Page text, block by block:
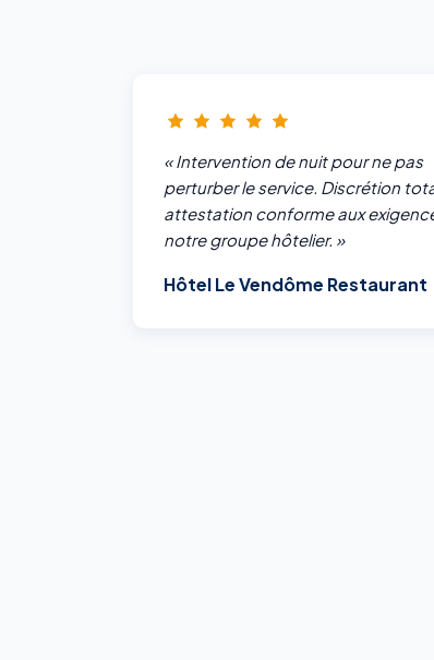
« Intervention de nuit pour ne pas
perturber le service. Discrétion
attestation conforme aux
notre groupe hôtelier. »
Hôtel Le Vendôme Restaurant